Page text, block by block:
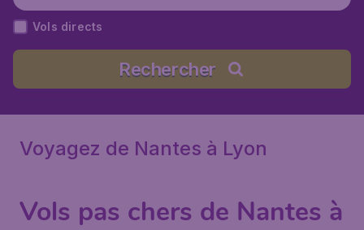
Vols directs
Rechercher
Voyagez de Nantes à Lyon
Vols pas chers de Nantes à